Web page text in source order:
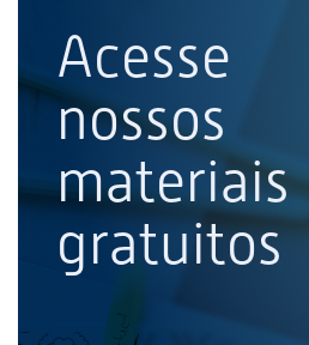
Acesse
nossos
materiais
gratuitos